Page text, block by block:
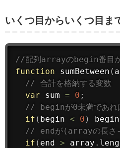
いくつ目からいくつ目ま
//配列arrayのbegin番目か
function
sumBetween (
// 合計を格納する変数
var sum = 0 ;
// beginが0未満であれ
if ( begin < 0 ) begin
// endが(arrayの長さ-
if ( end > array .